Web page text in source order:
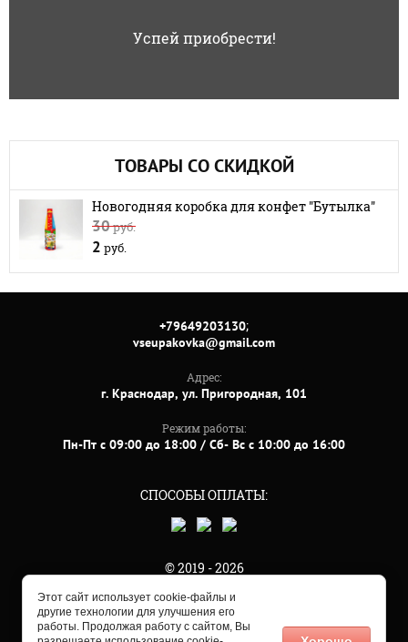
Успей приобрести!
ТОВАРЫ СО СКИДКОЙ
Новогодняя коробка для конфет "Бутылка"
30руб.
2 руб.
+79649203130;
vseupakovka@gmail.com
Адрес:
г. Краснодар, ул. Пригородная, 101
Режим работы:
Пн-Пт с 09:00 до 18:00 / Сб- Вс с 10:00 до 16:00
СПОСОБЫ ОПЛАТЫ:
© 2019 - 2026
Этот сайт использует cookie-файлы и
другие технологии для улучшения его
работы. Продолжая работу с сайтом, Вы